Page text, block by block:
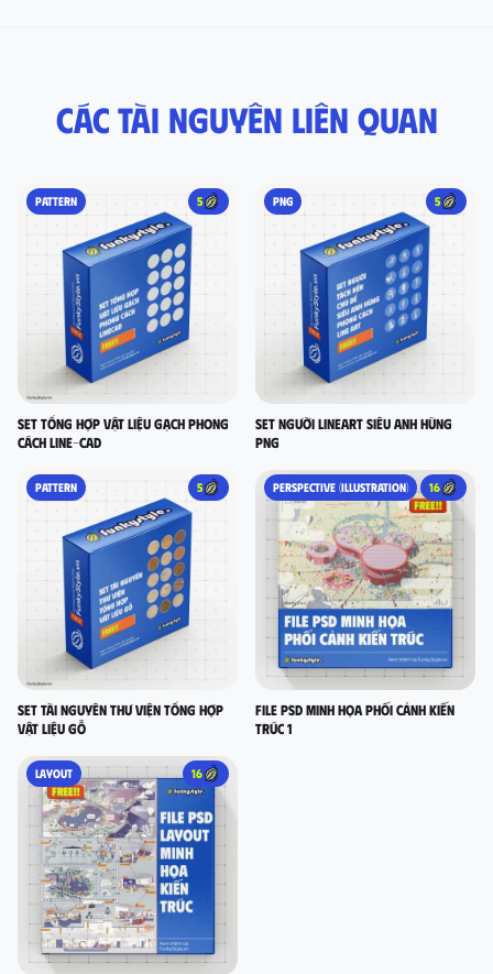
Các tài nguyên liên quan
PATTERN 5
set tổng hợp vật liệu gạch phong
cách LINE-CAD
PNG 5
Set người lineart siêu anh hùng
PNG
PATTERN 5
Set Tài nguyên thư viện tổng hợp
vật liệu gỗ
PERSPECTIVE (ILLUSTRATION) 16
FILE PSD MINH HỌA PHỐI CẢNH KIẾN
TRÚC 1
LAYOUT 16